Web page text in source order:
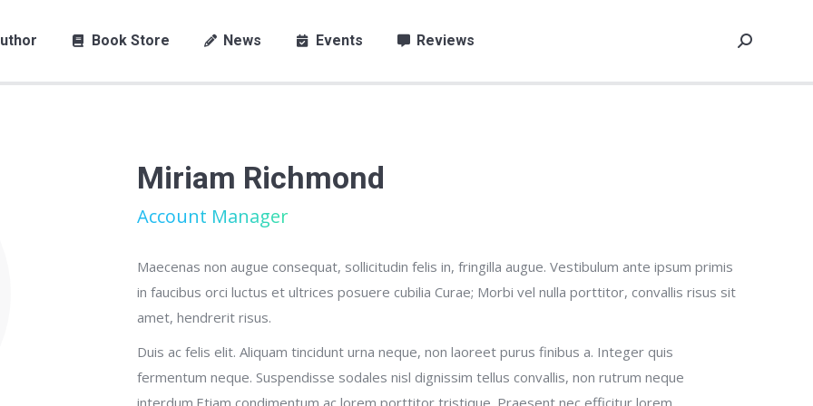
Book Store News Events Reviews Search:
Miriam Richmond
Account Manager
Maecenas non augue consequat, sollicitudin felis in, fringilla augue. Vestibulum ante ipsum primis
in faucibus orci luctus et ultrices posuere cubilia Curae; Morbi vel nulla porttitor, convallis risus sit
amet, hendrerit risus.
Duis ac felis elit. Aliquam tincidunt urna neque, non laoreet purus finibus a. Integer quis
fermentum neque. Suspendisse sodales nisl dignissim tellus convallis, non rutrum neque
interdum.Etiam condimentum ac lorem porttitor tristique. Praesent nec efficitur lorem.